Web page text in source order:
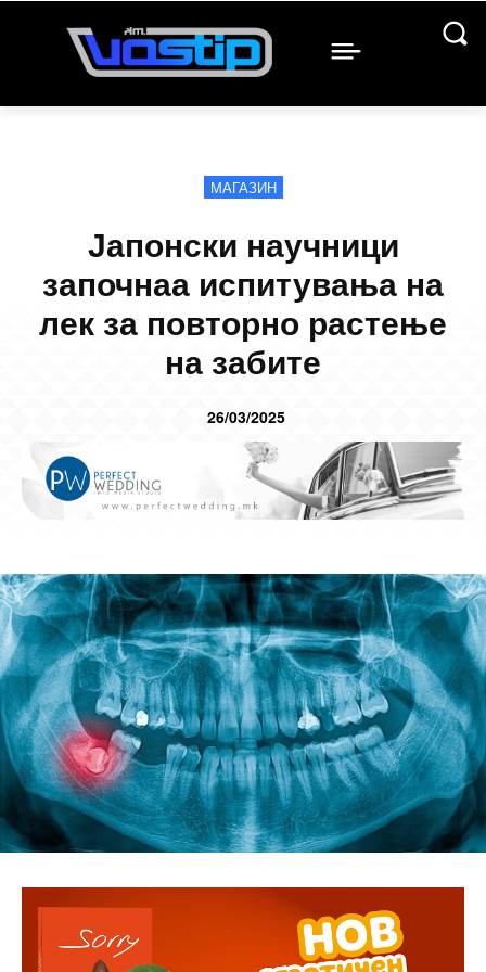
МАГАЗИН
Јапонски научници
започнаа испитувања на
лек за повторно растење
на забите
26/03/2025